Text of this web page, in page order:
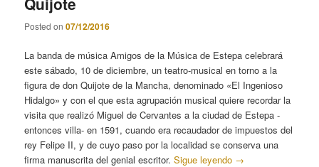
Posted on07/12/2016
La banda de música Amigos de la Música de Estepa celebrará
este sábado, 10 de diciembre, un teatro-musical en torno a la
figura de don Quijote de la Mancha, denominado «El Ingenioso
Hidalgo» y con el que esta agrupación musical quiere recordar la
visita que realizó Miguel de Cervantes a la ciudad de Estepa -
entonces villa- en 1591, cuando era recaudador de impuestos del
rey Felipe II, y de cuyo paso por la localidad se conserva una
firma manuscrita del genial escritor.Sigue leyendo →